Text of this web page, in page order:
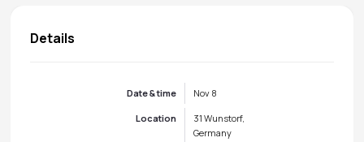
Details
Date & time Nov 8
Location
31 Wunstorf,
Germany